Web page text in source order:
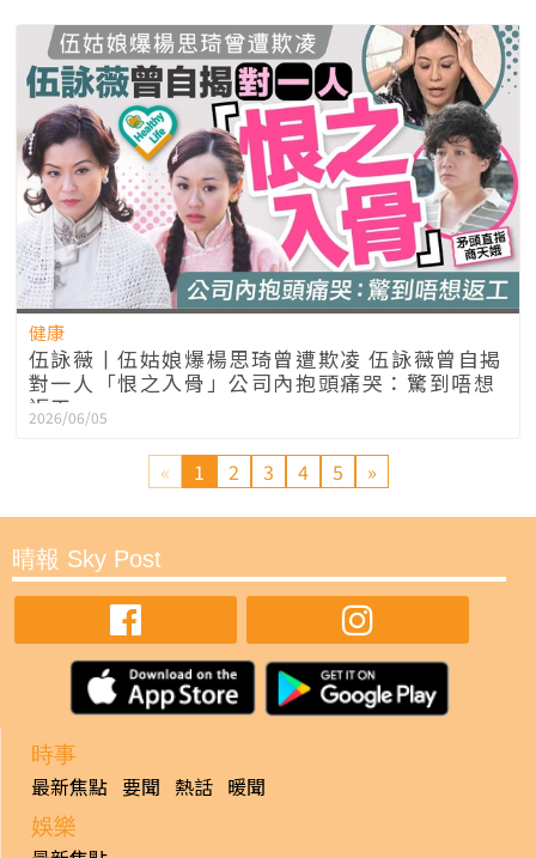
健康
伍詠薇丨伍姑娘爆楊思琦曾遭欺凌 伍詠薇曾自揭
對一人「恨之入骨」公司內抱頭痛哭：驚到唔想
返工
2026/06/05
« 1 2 3 4 5 »
晴報 Sky Post
時事
最新焦點 要聞 熱話 暖聞
娛樂